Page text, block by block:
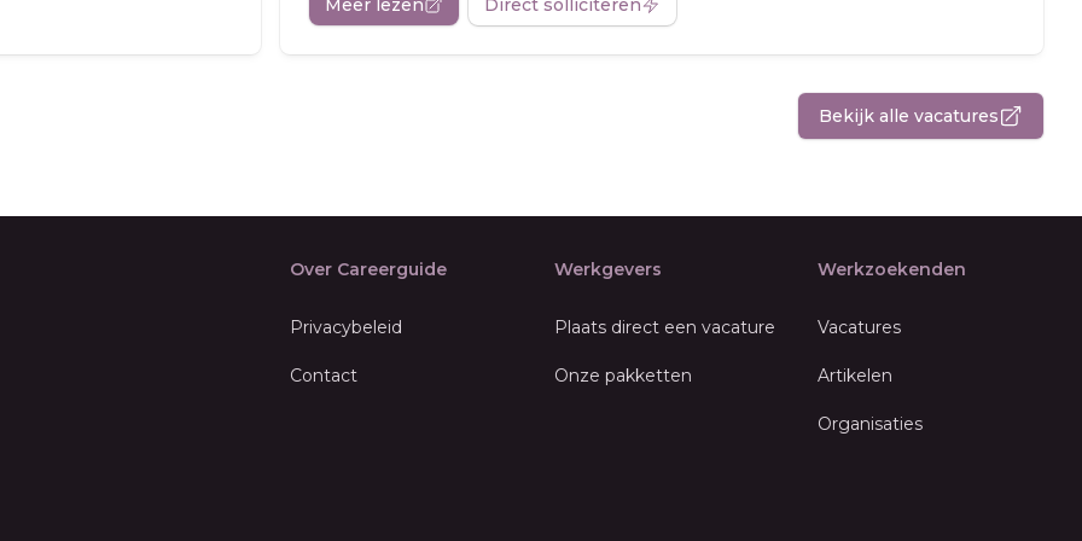
Meer lezen Direct solliciteren
Bekijk alle vacatures
Over Careerguide
Privacybeleid
Contact
Werkgevers
Plaats direct een vacature
Onze pakketten
Werkzoekenden
Vacatures
Artikelen
Organisaties